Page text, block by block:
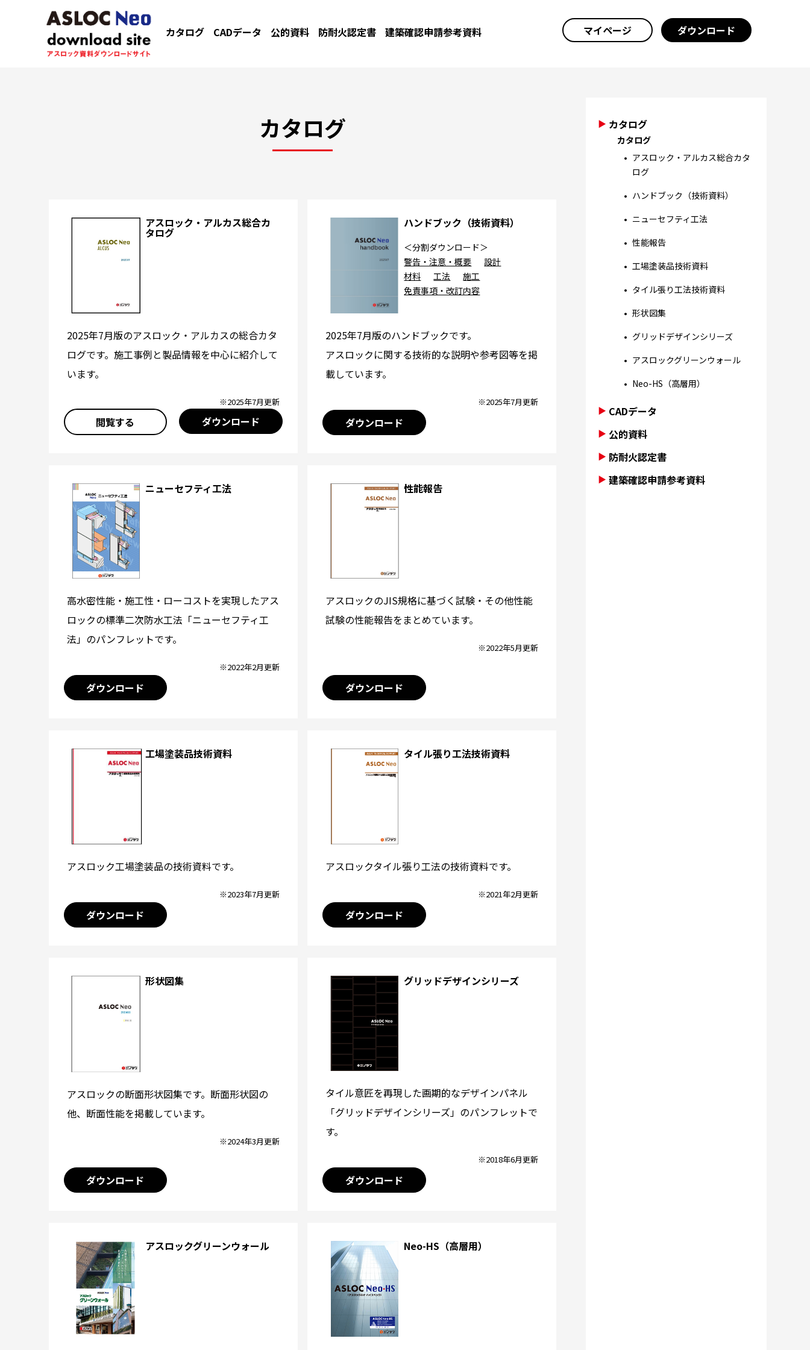
カタログ CADデータ 公的資料 防耐火認定書 建築確認申請参考資料 マイページ ダウンロード
カタログ
アスロック・アルカス総合カ
タログ
2025年7月版のアスロック・アルカスの総合カタ
ログです。施工事例と製品情報を中心に紹介して
います。
※2025年7月更新
閲覧する ダウンロード
ハンドブック（技術資料）
＜分割ダウンロード＞
警告・注意・概要
設計
材料
工法
施工
免責事項・改訂内容
2025年7月版のハンドブックです。
アスロックに関する技術的な説明や参考図等を掲
載しています。
※2025年7月更新
ダウンロード
ニューセフティ工法
高水密性能・施工性・ローコストを実現したアス
ロックの標準二次防水工法「ニューセフティ工
法」のパンフレットです。
※2022年2月更新
ダウンロード
性能報告
アスロックのJIS規格に基づく試験・その他性能
試験の性能報告をまとめています。
※2022年5月更新
ダウンロード
工場塗装品技術資料
アスロック工場塗装品の技術資料です。
※2023年7月更新
ダウンロード
タイル張り工法技術資料
アスロックタイル張り工法の技術資料です。
※2021年2月更新
ダウンロード
形状図集
アスロックの断面形状図集です。断面形状図の
他、断面性能を掲載しています。
※2024年3月更新
ダウンロード
グリッドデザインシリーズ
タイル意匠を再現した画期的なデザインパネル
「グリッドデザインシリーズ」のパンフレットで
す。
※2018年6月更新
ダウンロード
アスロックグリーンウォール Neo-HS（高層用）
カタログ
カタログ
アスロック・アルカス総合カタ
ログ
ハンドブック（技術資料）
ニューセフティ工法
性能報告
工場塗装品技術資料
タイル張り工法技術資料
形状図集
グリッドデザインシリーズ
アスロックグリーンウォール
Neo-HS（高層用）
CADデータ
公的資料
防耐火認定書
建築確認申請参考資料